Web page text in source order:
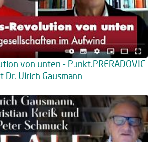
von unten - Punkt.PRERADOVIC
Dr. Ulrich Gausmann